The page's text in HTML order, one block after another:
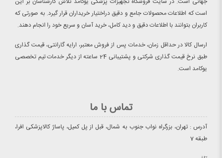
است که اطلاعات محصولات جامع و دقیق دراختیار خریداران قرار گیرد. به صورتی که
کاربران بتوانند با اطلاعات دقیق و دید کامل، خرید آسان و سریع خود را انجام دهند.
ارسال کالا در حداقل زمان، خدمات پس از فروش معتبر، ارایه گارانتی، قیمت گذاری
طبق نرخ قیمت گذاری شرکتی و پشتیبانی 24 ساعته از دیگر خدمات تیم تخصصی
یوکامد است.
تماس با ما
آدرس : تهران، بزرگراه نواب جنوب به شمال، قبل از پل کمیل، پاساژ کالاپزشکی افرا،
طبقه 7